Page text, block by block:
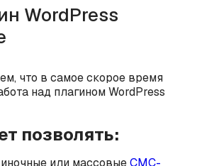
WordPress
что в самое скорое время
над плагином WordPress
позволять:
или массовыеСМС-